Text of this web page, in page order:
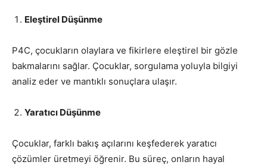
Eleştirel Düşünme
P4C, çocukların olaylara ve fikirlere eleştirel bir gözle
bakmalarını sağlar. Çocuklar, sorgulama yoluyla bilgiyi
analiz eder ve mantıklı sonuçlara ulaşır.
Yaratıcı Düşünme
Çocuklar, farklı bakış açılarını keşfederek yaratıcı
çözümler üretmeyi öğrenir. Bu süreç, onların hayal